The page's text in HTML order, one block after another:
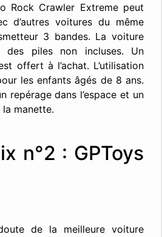
Rock Crawler Extreme peut
d’autres voitures du même
3 bandes. La voiture
des piles non incluses. Un
offert à l’achat. L’utilisation
les enfants âgés de 8 ans.
repérage dans l’espace et un
manette.
n°2 : GPToys
de la meilleure voiture